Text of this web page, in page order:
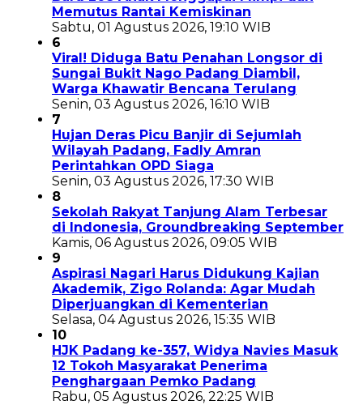
Memutus Rantai Kemiskinan
Sabtu, 01 Agustus 2026, 19:10 WIB
6
Viral! Diduga Batu Penahan Longsor di
Sungai Bukit Nago Padang Diambil,
Warga Khawatir Bencana Terulang
Senin, 03 Agustus 2026, 16:10 WIB
7
Hujan Deras Picu Banjir di Sejumlah
Wilayah Padang, Fadly Amran
Perintahkan OPD Siaga
Senin, 03 Agustus 2026, 17:30 WIB
8
Sekolah Rakyat Tanjung Alam Terbesar
di Indonesia, Groundbreaking September
Kamis, 06 Agustus 2026, 09:05 WIB
9
Aspirasi Nagari Harus Didukung Kajian
Akademik, Zigo Rolanda: Agar Mudah
Diperjuangkan di Kementerian
Selasa, 04 Agustus 2026, 15:35 WIB
10
HJK Padang ke-357, Widya Navies Masuk
12 Tokoh Masyarakat Penerima
Penghargaan Pemko Padang
Rabu, 05 Agustus 2026, 22:25 WIB